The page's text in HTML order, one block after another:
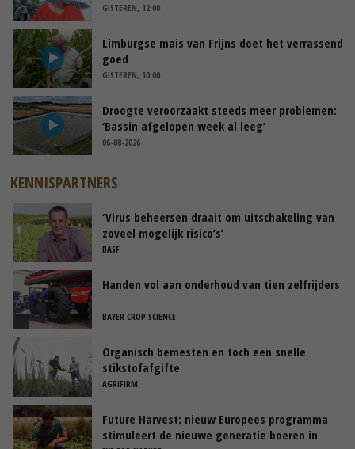
GISTEREN, 12:00
Limburgse mais van Frijns doet het verrassend
goed
GISTEREN, 10:00
Droogte veroorzaakt steeds meer problemen:
‘Bassin afgelopen week al leeg’
06-08-2026
KENNISPARTNERS
‘Virus beheersen draait om uitschakeling van
zoveel mogelijk risico’s’
BASF
Handen vol aan onderhoud van tien zelfrijders
BAYER CROP SCIENCE
Organisch bemesten en toch een snelle
stikstofafgifte
AGRIFIRM
Future Harvest: nieuw Europees programma
stimuleert de nieuwe generatie boeren in